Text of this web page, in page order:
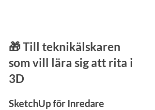
🎁 Till teknikälskaren
som vill lära sig att rita i
3D
SketchUp för Inredare